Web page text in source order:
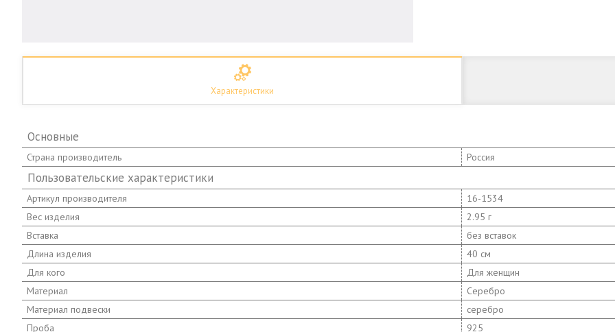
Характеристики
Основные
Страна производитель Россия
Пользовательские характеристики
Артикул производителя
16-1534
Вес изделия
2.95 г
Вставка
без вставок
Длина изделия
40 см
Для кого
Для женщин
Материал
Серебро
Материал подвески
серебро
Проба
925